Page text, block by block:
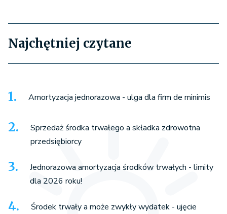
Najchętniej czytane
Amortyzacja jednorazowa - ulga dla firm de minimis
Sprzedaż środka trwałego a składka zdrowotna
przedsiębiorcy
Jednorazowa amortyzacja środków trwałych - limity
dla 2026 roku!
Środek trwały a może zwykły wydatek - ujęcie